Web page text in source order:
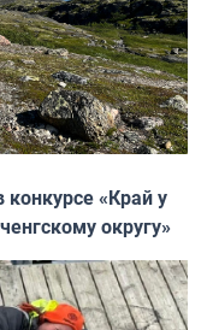
конкурсе «Край у
округу»